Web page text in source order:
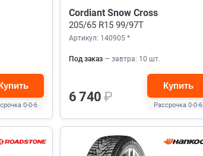
0-0-6
Cordiant Snow Cross
205/65 R15 99/97T
Артикул: 140905 *
Под заказ — завтра: 10 шт.
6 740₽
Купить
Рассрочка 0-0-6